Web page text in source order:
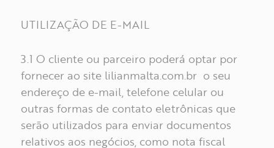
UTILIZAÇÃO DE E-MAIL
3.1 O cliente ou parceiro poderá optar por
fornecer ao site lilianmalta.com.br o seu
endereço de e-mail, telefone celular ou
outras formas de contato eletrônicas que
serão utilizados para enviar documentos
relativos aos negócios, como nota fiscal